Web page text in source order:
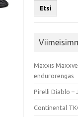
Etsi
Maxxis
endurorengas
Pirelli Diablo –
Continental